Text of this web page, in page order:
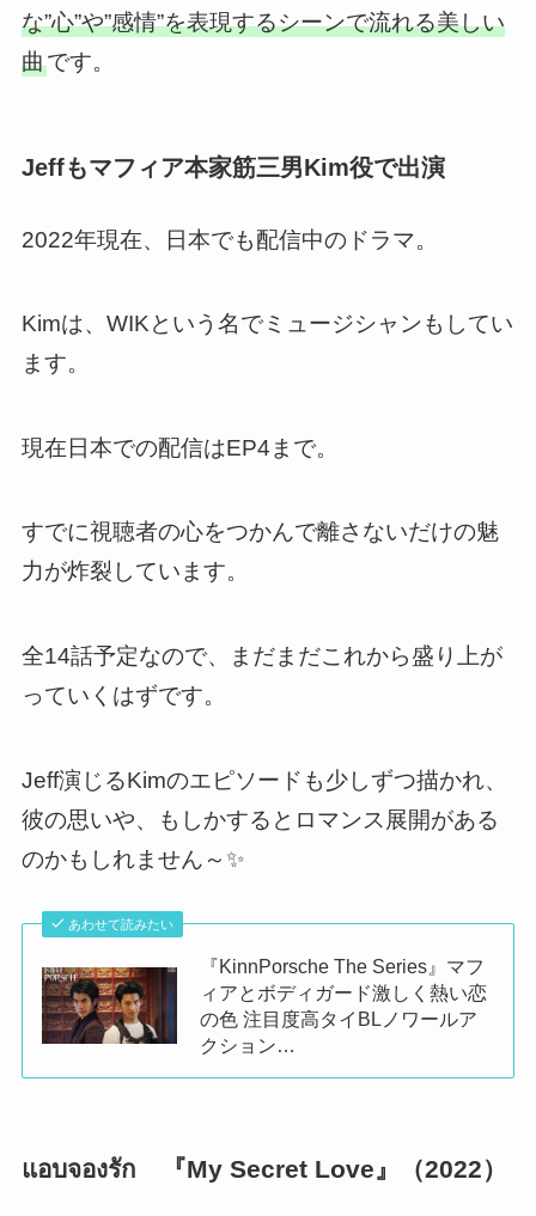
な”心”や”感情”を表現するシーンで流れる美しい
曲です。
Jeffもマフィア本家筋三男Kim役で出演
2022年現在、日本でも配信中のドラマ。
Kimは、WIKという名でミュージシャンもしてい
ます。
現在日本での配信はEP4まで。
すでに視聴者の心をつかんで離さないだけの魅
力が炸裂しています。
全14話予定なので、まだまだこれから盛り上が
っていくはずです。
Jeff演じるKimのエピソードも少しずつ描かれ、
彼の思いや、もしかするとロマンス展開がある
のかもしれません～✨
あわせて読みたい
『KinnPorsche The Series』マフ
ィアとボディガード激しく熱い恋
の色 注目度高タイBLノワールア
クション…
แอบจองรัก 『My Secret Love』（2022）